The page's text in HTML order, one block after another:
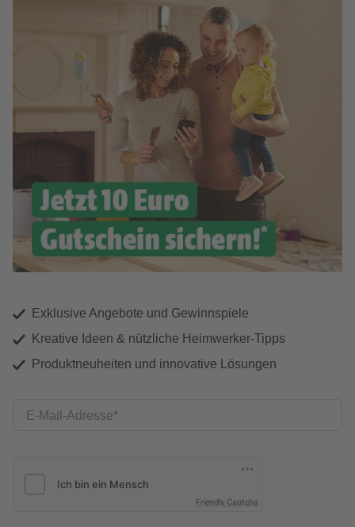
Exklusive Angebote und Gewinnspiele
Kreative Ideen & nützliche Heimwerker-Tipps
Produktneuheiten und innovative Lösungen
E-Mail-Adresse
Friendly Captcha